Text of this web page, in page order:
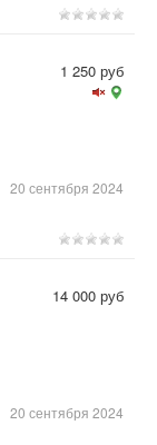
20 сентября 2024
1 250 руб
20 сентября 2024
14 000 руб